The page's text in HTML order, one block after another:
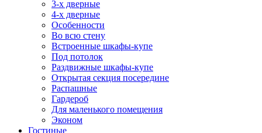
3-х дверные
4-х дверные
Особенности
Во всю стену
Встроенные шкафы-купе
Под потолок
Раздвижные шкафы-купе
Открытая секция посередине
Распашные
Гардероб
Для маленького помещения
Эконом
Гостиные